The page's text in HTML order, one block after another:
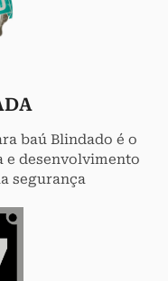
baú Blindado é o
e desenvolvimento
segurança